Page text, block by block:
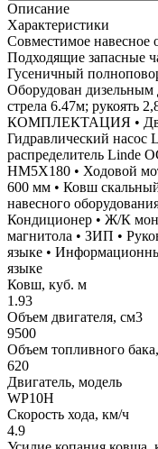
Описание
Характеристики
Совместимое навесное
Подходящие запасные
Гусеничный
Оборудован дизельным
стрела 6.47м; рукоять
КОМПЛЕКТАЦИЯ •
Гидравлический насос
распределитель Linde
HM5X180 • Ходовой
600 мм • Ковш
навесного
Кондиционер • Ж/К
магнитола • ЗИП •
языке •
языке
Ковш, куб. м
1.93
Объем двигателя, см3
9500
Объем топливного
620
Двигатель, модель
WP10H
Скорость хода, км/ч
4.9